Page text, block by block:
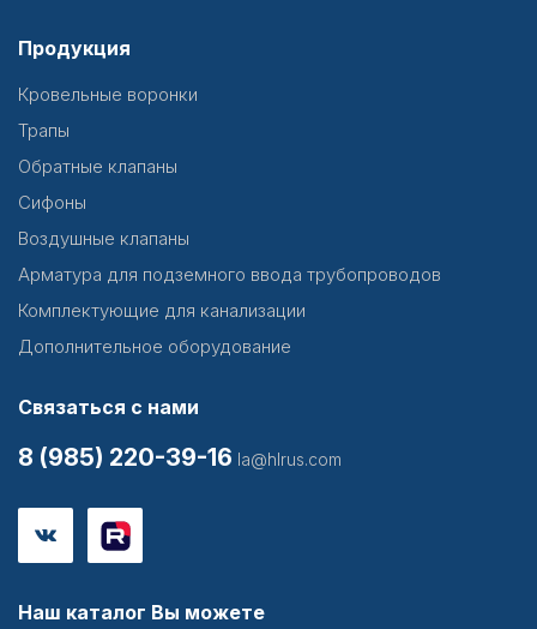
Продукция
Кровельные воронки
Трапы
Обратные клапаны
Сифоны
Воздушные клапаны
Арматура для подземного ввода трубопроводов
Комплектующие для канализации
Дополнительное оборудование
Связаться с нами
8 (985) 220-39-16 la@hlrus.com
Наш каталог Вы можете